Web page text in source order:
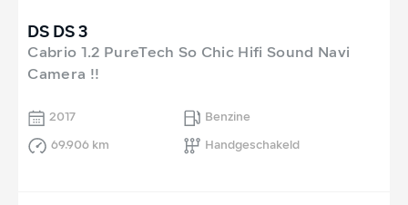
DS DS 3
Cabrio 1.2 PureTech So Chic Hifi Sound Navi
Camera !!
2017
Benzine
69.906 km
Handgeschakeld